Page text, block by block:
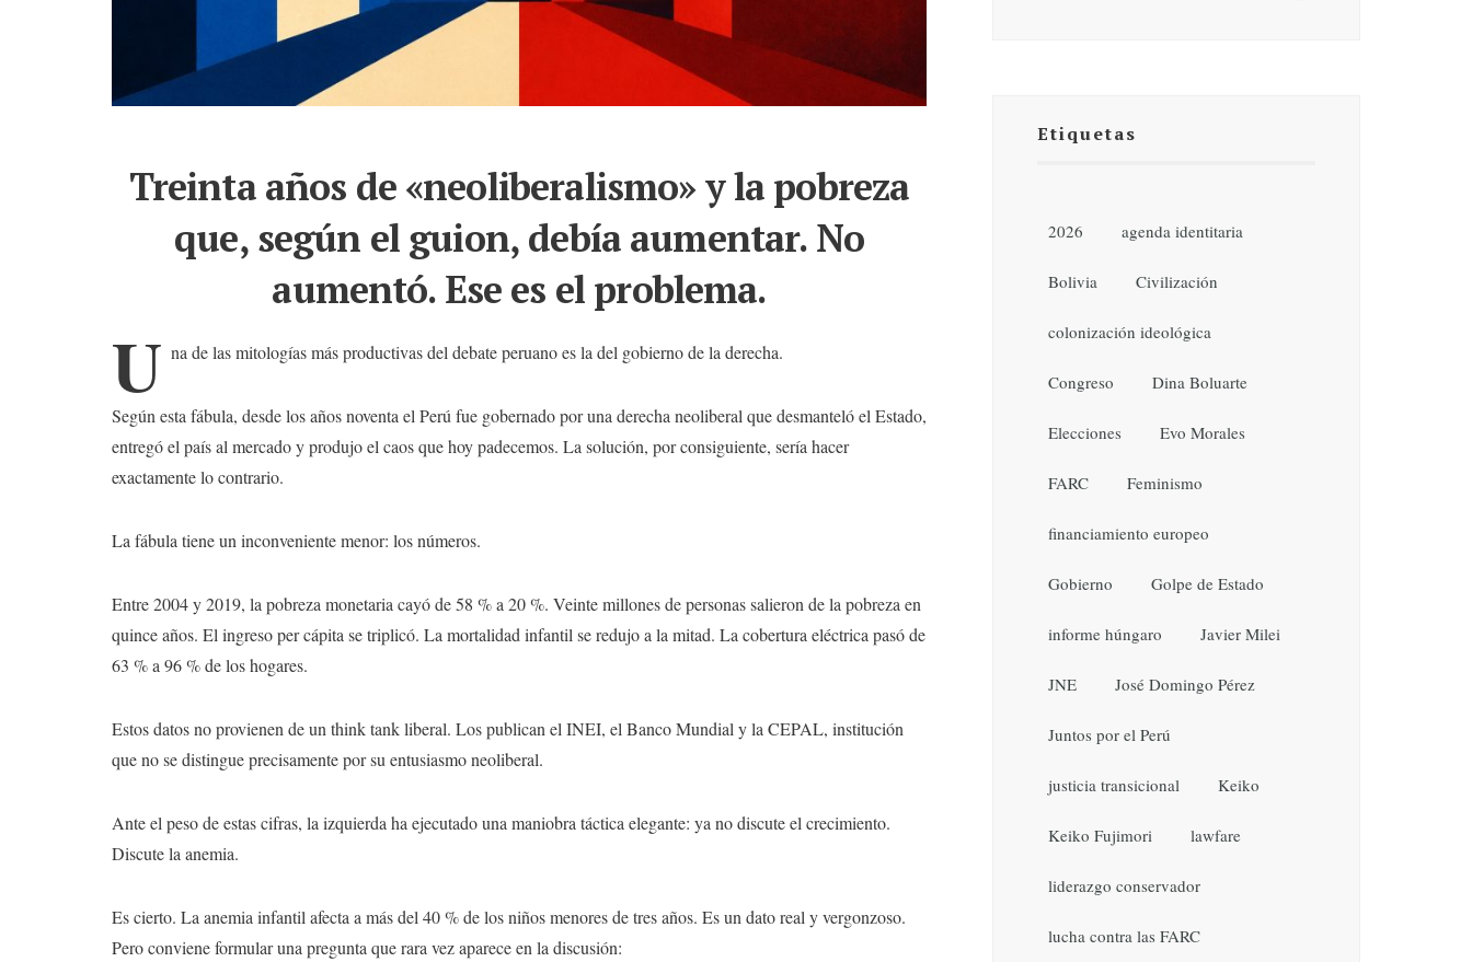
Treinta años de «neoliberalismo» y la pobreza
que, según el guion, debía aumentar. No
aumentó. Ese es el problema.
U na de las mitologías más productivas del debate peruano es la del gobierno de la derecha.
Según esta fábula, desde los años noventa el Perú fue gobernado por una derecha neoliberal que desmanteló el Estado,
entregó el país al mercado y produjo el caos que hoy padecemos. La solución, por consiguiente, sería hacer
exactamente lo contrario.
La fábula tiene un inconveniente menor: los números.
Entre 2004 y 2019, la pobreza monetaria cayó de 58 % a 20 %. Veinte millones de personas salieron de la pobreza en
quince años. El ingreso per cápita se triplicó. La mortalidad infantil se redujo a la mitad. La cobertura eléctrica pasó de
63 % a 96 % de los hogares.
Estos datos no provienen de un think tank liberal. Los publican el INEI, el Banco Mundial y la CEPAL, institución
que no se distingue precisamente por su entusiasmo neoliberal.
Ante el peso de estas cifras, la izquierda ha ejecutado una maniobra táctica elegante: ya no discute el crecimiento.
Discute la anemia.
Es cierto. La anemia infantil afecta a más del 40 % de los niños menores de tres años. Es un dato real y vergonzoso.
Pero conviene formular una pregunta que rara vez aparece en la discusión:
Etiquetas
2026 agenda identitaria
Bolivia Civilización
colonización ideológica
Congreso Dina Boluarte
Elecciones Evo Morales
FARC Feminismo
financiamiento europeo
Gobierno Golpe de Estado
informe húngaro Javier Milei
JNE José Domingo Pérez
Juntos por el Perú
justicia transicional Keiko
Keiko Fujimori lawfare
liderazgo conservador
lucha contra las FARC